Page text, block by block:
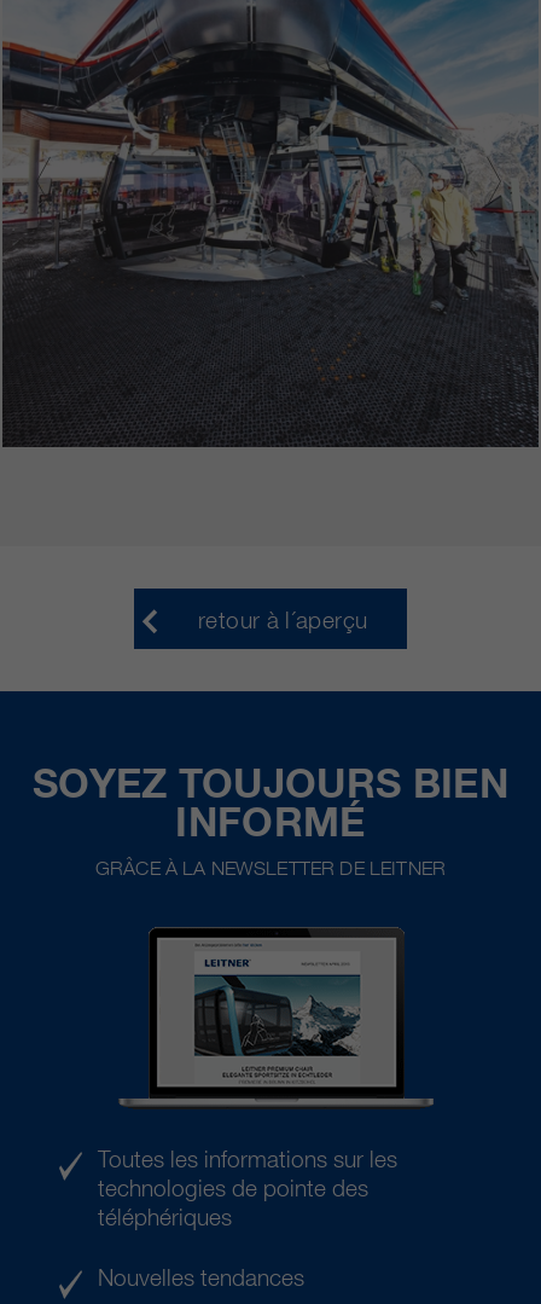
retour à l´aperçu
SOYEZ TOUJOURS BIEN
INFORMÉ
GRÂCE À LA NEWSLETTER DE LEITNER
Toutes les informations sur les
technologies de pointe des
téléphériques
Nouvelles tendances